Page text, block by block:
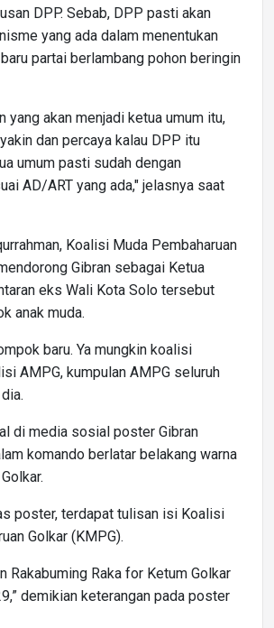
DPP. Sebab, DPP pasti akan
yang ada dalam menentukan
partai berlambang pohon beringin
yang akan menjadi ketua umum itu,
dan percaya kalau DPP itu
umum pasti sudah dengan
AD/ART yang ada," jelasnya saat
Koalisi Muda Pembaharuan
Gibran sebagai Ketua
eks Wali Kota Solo tersebut
anak muda.
baru. Ya mungkin koalisi
AMPG, kumpulan AMPG seluruh
di media sosial poster Gibran
komando berlatar belakang warna
poster, terdapat tulisan isi Koalisi
Golkar (KMPG).
Rakabuming Raka for Ketum Golkar
demikian keterangan pada poster